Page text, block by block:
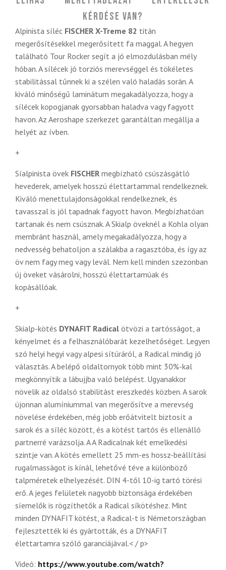
Kérdése van?
Alpinista síléc FISCHER X-Treme 82 titán
megerősítésekkel megerősített fa maggal. A hegyen
található Tour Rocker segít a jó elmozdulásban mély
hóban. A sílécek jó torziós merevséggel és tökéletes
stabilitással tűnnek ki a szélen való haladás során. A
kiváló minőségű laminátum megakadályozza, hogy a
sílécek kopogjanak gyorsabban haladva vagy fagyott
havon. Az Aeroshape szerkezet garantáltan megállja a
helyét az ívben.
+
Síalpinista övek FISCHER megbízható csúszásgátló
hevederek, amelyek hosszú élettartammal rendelkeznek.
Kiváló menettulajdonságokkal rendelkeznek, és
tavasszal is jól tapadnak fagyott havon. Megbízhatóan
tartanak és nem csúsznak. A Skialp öveknél a Kohla olyan
membránt használ, amely megakadályozza, hogy a
nedvesség behatoljon a szálakba a ragasztóba, és így az
öv nem fagy meg vagy levál. Nem kell minden szezonban
új öveket vásárolni, hosszú élettartamúak és
kopásállóak.
+
Skialp-kötés DYNAFIT Radical ötvözi a tartósságot, a
kényelmet és a felhasználóbarát kezelhetőséget. Legyen
szó helyi hegyi vagy alpesi sítúráról, a Radical mindig jó
választás.A belépő oldaltornyok több mint 30%-kal
megkönnyítik a lábujjba való belépést. Ugyanakkor
növelik az oldalsó stabilitást ereszkedés közben.A sarok
újonnan alumíniummal van megerősítve a merevség
növelése érdekében, még jobb erőátvitelt biztosít a
sarok és a síléc között, és a kötést tartós és ellenálló
partnerré varázsolja. AA Radicalnak két emelkedési
szintje van.A kötés emellett 25 mm-es hossz-beállítási
rugalmasságot is kínál, lehetővé téve a különböző
talpméretek elhelyezését. DIN 4-től 10-ig tartó törési
erő. A jeges felületek nagyobb biztonsága érdekében
síemelők is rögzíthetők a Radical síkötéshez. Mint
minden DYNAFIT kötést, a Radical-t is Németországban
fejlesztették ki és gyártották, és a DYNAFIT
élettartamra szóló garanciájával.< / p>
Videó: https://www.youtube.com/watch?